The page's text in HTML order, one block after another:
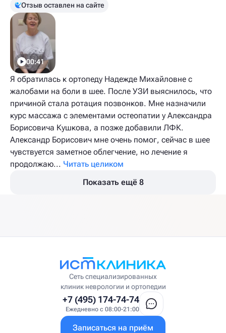
Отзыв оставлен на сайте
00:41
Я обратилась к ортопеду Надежде Михайловне с
жалобами на боли в шее. После УЗИ выяснилось, что
причиной стала ротация позвонков. Мне назначили
курс массажа с элементами остеопатии у Александра
Борисовича Кушкова, а позже добавили ЛФК.
Александр Борисович мне очень помог, сейчас в шее
чувствуется заметное облегчение, но лечение я
продолжаю... Читать целиком
Показать ещё 8
Сеть специализированных
клиник неврологии и ортопедии
+7 (495) 174-74-74
Ежедневно с 08:00-21:00
Записаться на приём